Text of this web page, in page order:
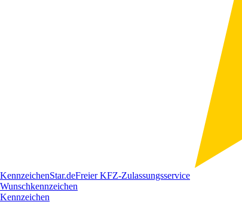
KennzeichenStar.deFreier KFZ-Zulassungsservice
Wunschkennzeichen
Kennzeichen